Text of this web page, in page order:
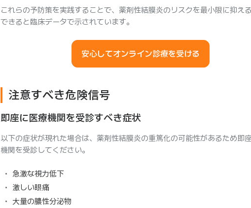
これらの予防策を実践することで、薬剤性結膜炎のリスクを最小限に抑え
できると臨床データで示されています。
安心してオンライン診療を受ける
注意すべき危険信号
即座に医療機関を受診すべき症状
以下の症状が現れた場合は、薬剤性結膜炎の重篤化の可能性があるため即
機関を受診してください。
急激な視力低下
激しい眼痛
大量の膿性分泌物